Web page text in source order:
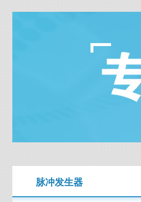
脉冲发生器